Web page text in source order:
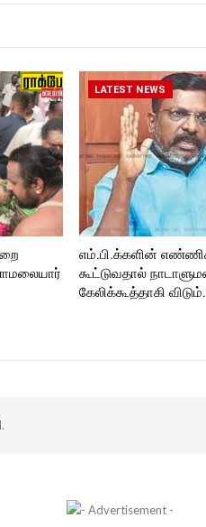
LATEST NEWS
எம்.பி.க்களின்
கூட்டுவதால்
கேலிக்கூத்தாகி